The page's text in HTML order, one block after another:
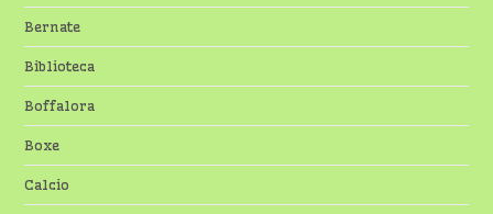
Bernate
Biblioteca
Boffalora
Boxe
Calcio